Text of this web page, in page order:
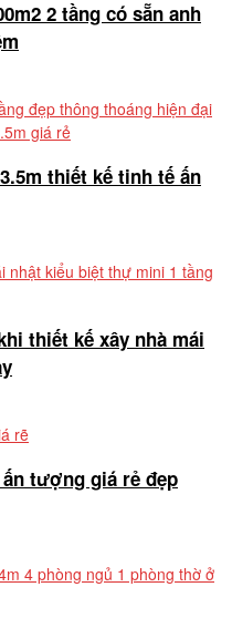
2 tầng có sẵn anh
thiết kế tinh tế ấn
thiết kế xây nhà mái
tượng giá rẻ đẹp